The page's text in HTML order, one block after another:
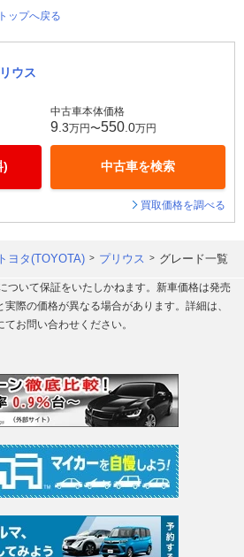
ップへ戻る
ウス
)
中古車本体価格
9 .3万円〜550 .0万円
中古車を検索
買取価格を調べる
トヨタ(TOYOTA) プリウス グレード一覧
ついて保証をいたしかねます。新車価格は発売
際の価格が異なる場合があります。詳細は、
お問い合わせください。